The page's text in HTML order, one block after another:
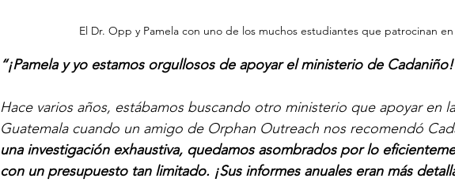
El Dr. Opp y Pamela con uno de los muchos estudiantes que patrocinan
“¡Pamela y yo estamos orgullosos de apoyar el ministerio de Cadaniño!
Hace varios años, estábamos buscando otro ministerio que apoyar en
Guatemala cuando un amigo de Orphan Outreach nos recomendó
una investigación exhaustiva, quedamos asombrados por lo
con un presupuesto tan limitado. ¡Sus informes anuales eran más